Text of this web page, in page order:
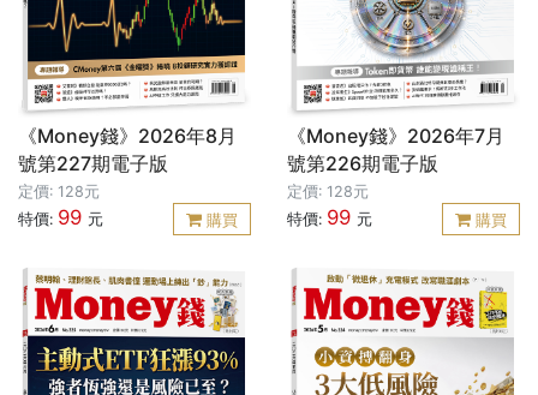
《Money錢》2026年8月
號第227期電子版
定價: 128元
特價: 99 元 購買
《Money錢》2026年7月
號第226期電子版
定價: 128元
特價: 99 元 購買